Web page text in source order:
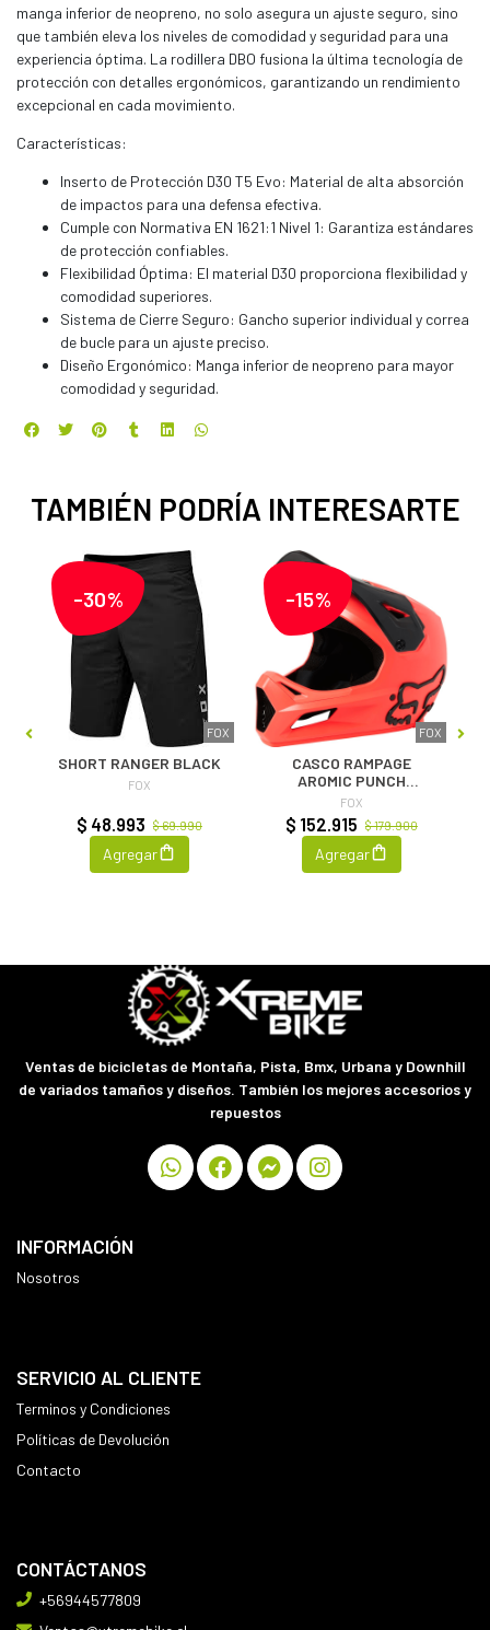
manga inferior de neopreno, no solo asegura un ajuste seguro, sino
que también eleva los niveles de comodidad y seguridad para una
experiencia óptima. La rodillera DBO fusiona la última tecnología de
protección con detalles ergonómicos, garantizando un rendimiento
excepcional en cada movimiento.
Características:
Inserto de Protección D30 T5 Evo: Material de alta absorción
de impactos para una defensa efectiva.
Cumple con Normativa EN 1621:1 Nivel 1: Garantiza estándares
de protección confiables.
Flexibilidad Óptima: El material D30 proporciona flexibilidad y
comodidad superiores.
Sistema de Cierre Seguro: Gancho superior individual y correa
de bucle para un ajuste preciso.
Diseño Ergonómico: Manga inferior de neopreno para mayor
comodidad y seguridad.
TAMBIÉN PODRÍA INTERESARTE
-30%
FOX
SHORT RANGER BLACK
FOX
$ 69.990
$ 48.993
Agregar
-15%
FOX
CASCO RAMPAGE
AROMIC PUNCH
ORANGE
FOX
$ 179.900
$ 152.915
Agregar
Ventas de bicicletas de Montaña, Pista, Bmx, Urbana y Downhill
de variados tamaños y diseños. También los mejores accesorios y
repuestos
INFORMACIÓN
Nosotros
SERVICIO AL CLIENTE
Terminos y Condiciones
Políticas de Devolución
Contacto
CONTÁCTANOS
+56944577809